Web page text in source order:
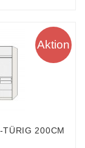
Aktion
TÜRIG 200CM